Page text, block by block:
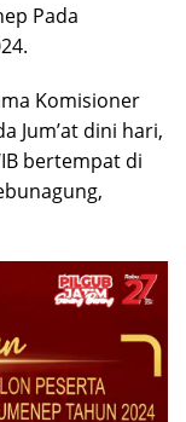
Pada
Komisioner
Jum’at dini hari,
bertempat di